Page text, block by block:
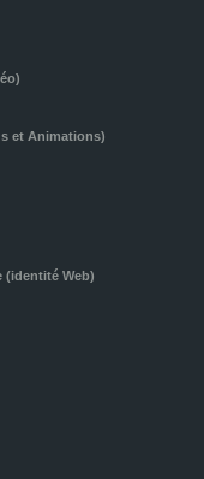
et Animations)
(identité Web)